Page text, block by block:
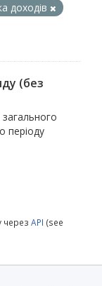
доходів
(без
загального
періоду
через API (see